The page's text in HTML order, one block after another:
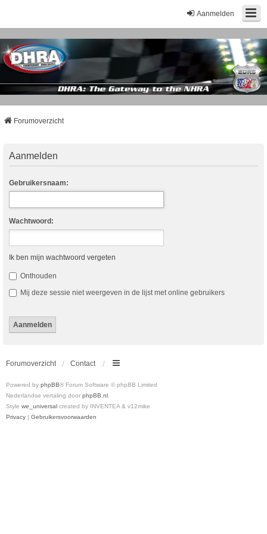
Aanmelden
Forumoverzicht
Aanmelden
Gebruikersnaam:
Wachtwoord:
Ik ben mijn wachtwoord vergeten
Onthouden
Mij deze sessie niet weergeven in de lijst met online gebruikers
Forumoverzicht Contact
Powered by phpBB® Forum Software © phpBB Limited
Nederlandse vertaling door phpBB.nl
Style we_universal created by INVENTEA & v12mike
Privacy | Gebruikersvoorwaarden